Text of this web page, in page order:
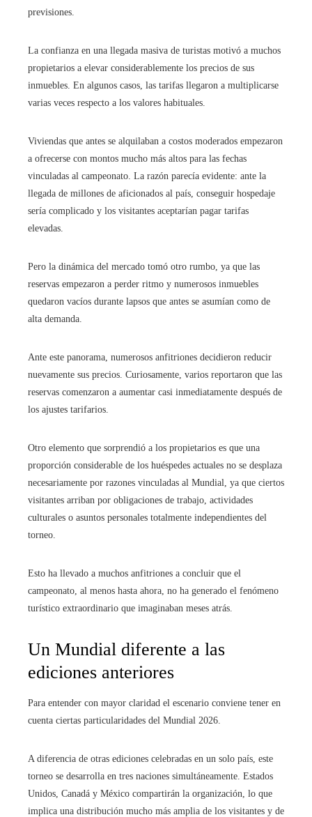
previsiones.
La confianza en una llegada masiva de turistas motivó a muchos
propietarios a elevar considerablemente los precios de sus
inmuebles. En algunos casos, las tarifas llegaron a multiplicarse
varias veces respecto a los valores habituales.
Viviendas que antes se alquilaban a costos moderados empezaron
a ofrecerse con montos mucho más altos para las fechas
vinculadas al campeonato. La razón parecía evidente: ante la
llegada de millones de aficionados al país, conseguir hospedaje
sería complicado y los visitantes aceptarían pagar tarifas
elevadas.
Pero la dinámica del mercado tomó otro rumbo, ya que las
reservas empezaron a perder ritmo y numerosos inmuebles
quedaron vacíos durante lapsos que antes se asumían como de
alta demanda.
Ante este panorama, numerosos anfitriones decidieron reducir
nuevamente sus precios. Curiosamente, varios reportaron que las
reservas comenzaron a aumentar casi inmediatamente después de
los ajustes tarifarios.
Otro elemento que sorprendió a los propietarios es que una
proporción considerable de los huéspedes actuales no se desplaza
necesariamente por razones vinculadas al Mundial, ya que ciertos
visitantes arriban por obligaciones de trabajo, actividades
culturales o asuntos personales totalmente independientes del
torneo.
Esto ha llevado a muchos anfitriones a concluir que el
campeonato, al menos hasta ahora, no ha generado el fenómeno
turístico extraordinario que imaginaban meses atrás.
Un Mundial diferente a las
ediciones anteriores
Para entender con mayor claridad el escenario conviene tener en
cuenta ciertas particularidades del Mundial 2026.
A diferencia de otras ediciones celebradas en un solo país, este
torneo se desarrolla en tres naciones simultáneamente. Estados
Unidos, Canadá y México compartirán la organización, lo que
implica una distribución mucho más amplia de los visitantes y de